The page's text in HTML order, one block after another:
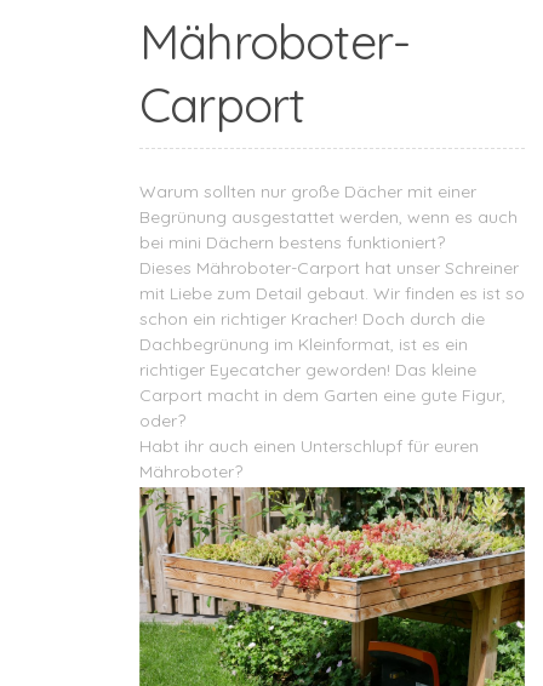
Mähroboter-
Carport
Warum sollten nur große Dächer mit einer
Begrünung ausgestattet werden, wenn es auch
bei mini Dächern bestens funktioniert?
Dieses Mähroboter-Carport hat unser Schreiner
mit Liebe zum Detail gebaut. Wir finden es ist so
schon ein richtiger Kracher! Doch durch die
Dachbegrünung im Kleinformat, ist es ein
richtiger Eyecatcher geworden! Das kleine
Carport macht in dem Garten eine gute Figur,
oder?
Habt ihr auch einen Unterschlupf für euren
Mähroboter?